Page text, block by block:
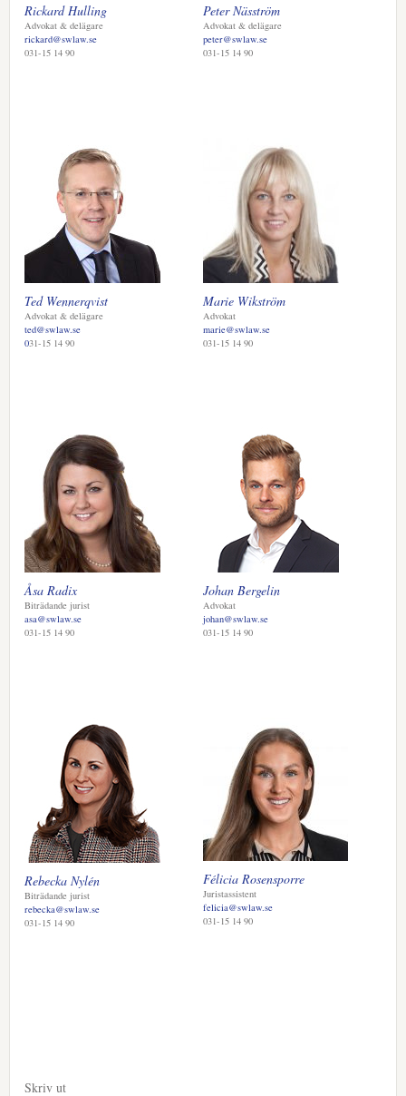
Rickard Hulling
Advokat & delägare
rickard@swlaw.se
031-15 14 90
Peter Näsström
Advokat & delägare
peter@swlaw.se
031-15 14 90
Ted Wennerqvist
Advokat & delägare
ted@swlaw.se
031-15 14 90
Marie Wikström
Advokat
marie@swlaw.se
031-15 14 90
Åsa Radix
Biträdande jurist
asa@swlaw.se
031-15 14 90
Johan Bergelin
Advokat
johan@swlaw.se
031-15 14 90
Rebecka Nylén
Biträdande jurist
rebecka@swlaw.se
031-15 14 90
Félicia Rosensporre
Juristassistent
felicia@swlaw.se
031-15 14 90
Skriv ut